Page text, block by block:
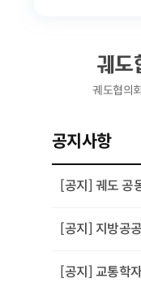
궤도
궤도협의
공지사항